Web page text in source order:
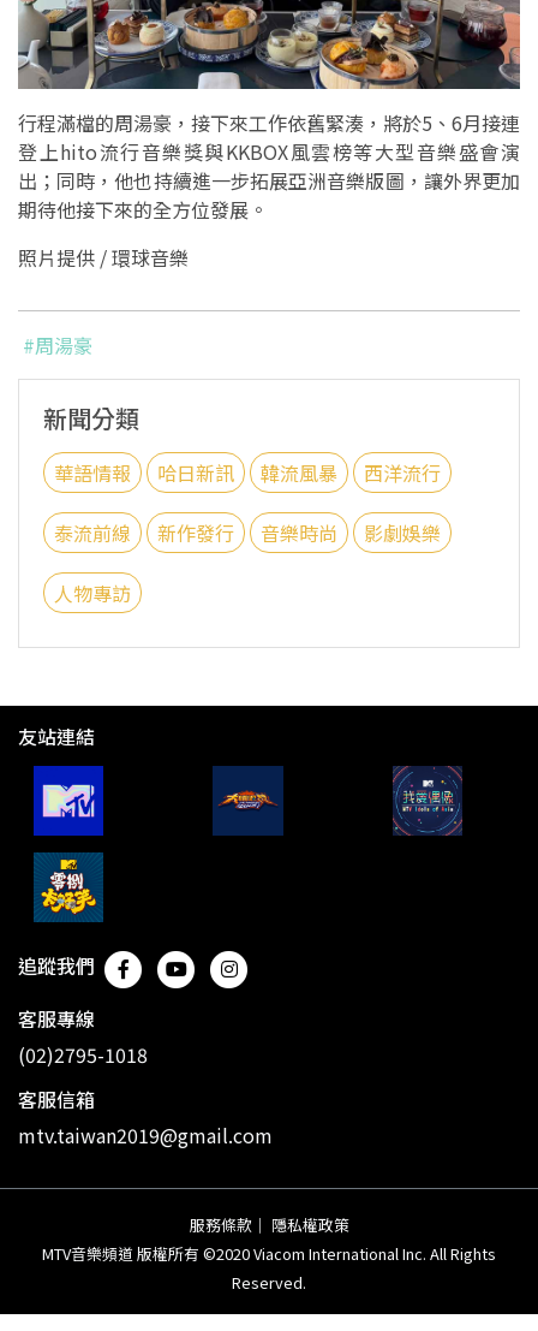
行程滿檔的周湯豪，接下來工作依舊緊湊，將於5、6月接連
登上hito流行音樂獎與KKBOX風雲榜等大型音樂盛會演
出；同時，他也持續進一步拓展亞洲音樂版圖，讓外界更加
期待他接下來的全方位發展。
照片提供 / 環球音樂
#周湯豪
新聞分類
華語情報 哈日新訊 韓流風暴 西洋流行
泰流前線 新作發行 音樂時尚 影劇娛樂
人物專訪
友站連結
追蹤我們
客服專線
(02)2795-1018
客服信箱
mtv.taiwan2019@gmail.com
服務條款 ｜ 隱私權政策
MTV音樂頻道 版權所有 ©2020 Viacom International Inc. All Rights
Reserved.